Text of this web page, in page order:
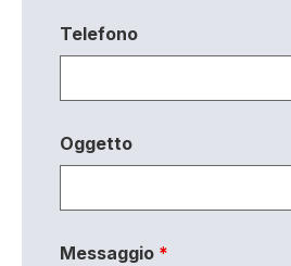
Telefono
Oggetto
Messaggio *